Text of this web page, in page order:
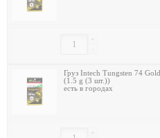
-
+
Груз Intech Tungsten 74 Gold
(1.5 g (3 шт.))
есть в городах
+